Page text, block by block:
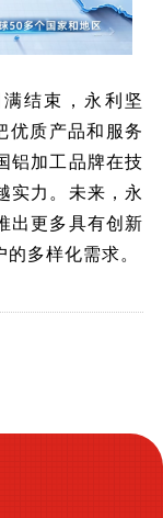
结束，永利坚
优质产品和服务
铝加工品牌在技
实力。未来，永
出更多具有创新
多样化需求。